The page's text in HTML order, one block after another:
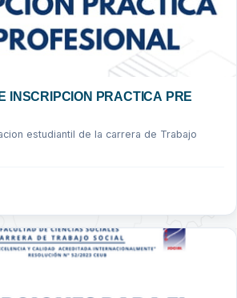
INSCRIPCION PRACTICA PRE
estudiantil de la carrera de Trabajo